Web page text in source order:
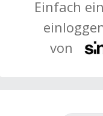
Einfach
von